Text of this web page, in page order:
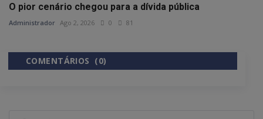
O pior cenário chegou para a dívida pública
Administrador Ago 2, 2026 0 81
COMENTÁRIOS (0)